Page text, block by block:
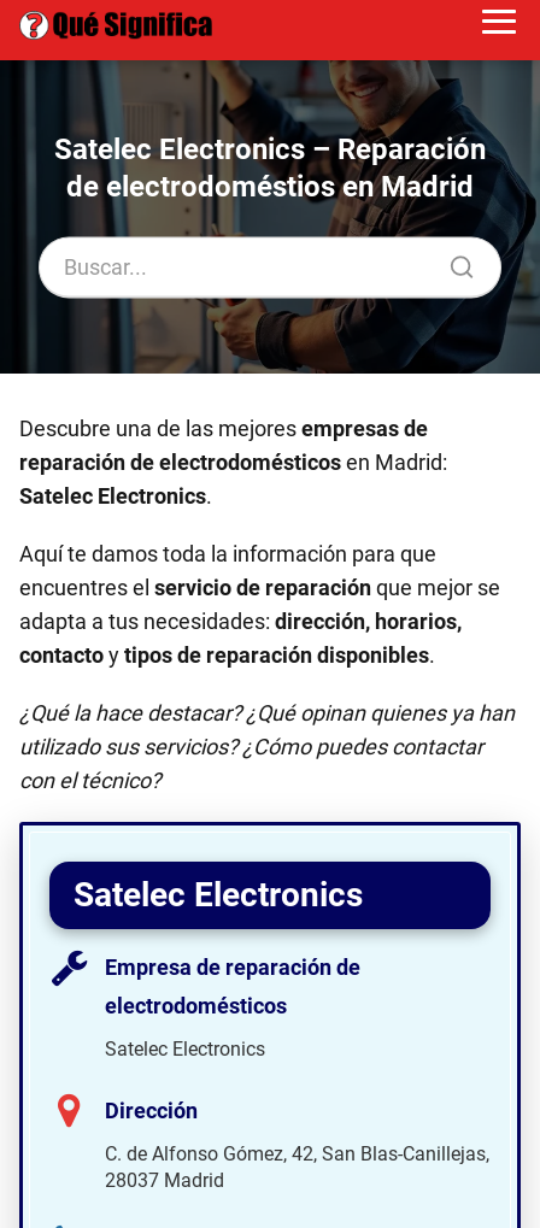
Satelec Electronics – Reparación
de electrodoméstios en Madrid
Descubre una de las mejoresempresas de
reparación de electrodomésticosen Madrid:
Satelec Electronics.
Aquí te damos toda la información para que
encuentres el servicio de reparaciónque mejor se
adapta a tus necesidades: dirección, horarios,
contactoytipos de reparación disponibles.
¿Qué la hace destacar? ¿Qué opinan quienes ya han
utilizado sus servicios? ¿Cómo puedes contactar
con el técnico?
Satelec Electronics
Empresa de reparación de
electrodomésticos
Satelec Electronics
Dirección
C. de Alfonso Gómez, 42, San Blas-Canillejas,
28037 Madrid